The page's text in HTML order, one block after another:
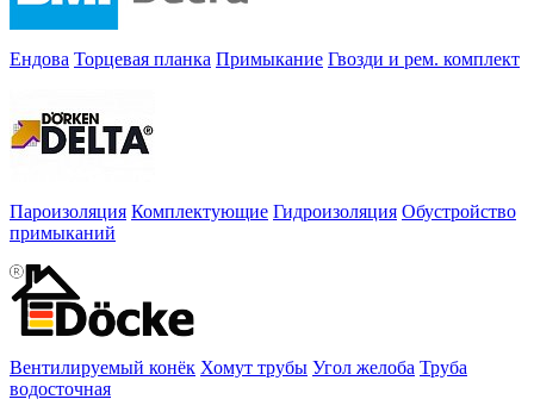
Ендова Торцевая планка Примыкание Гвозди и рем. комплект
Пароизоляция Комплектующие Гидроизоляция Обустройство
примыканий
Вентилируемый конёк Хомут трубы Угол желоба Труба
водосточная